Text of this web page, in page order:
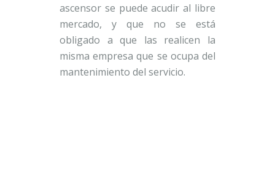
ascensor se puede acudir al libre
mercado, y que no se está
obligado a que las realicen la
misma empresa que se ocupa del
mantenimiento del servicio.